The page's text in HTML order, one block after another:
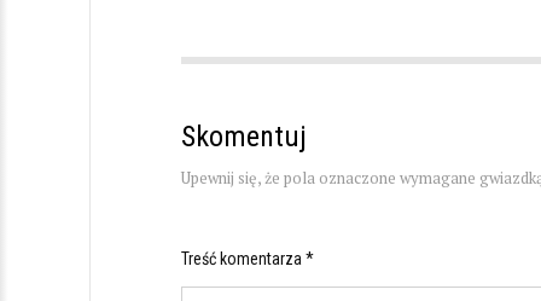
Skomentuj
Upewnij się, że pola oznaczone wymagane
Treść komentarza *